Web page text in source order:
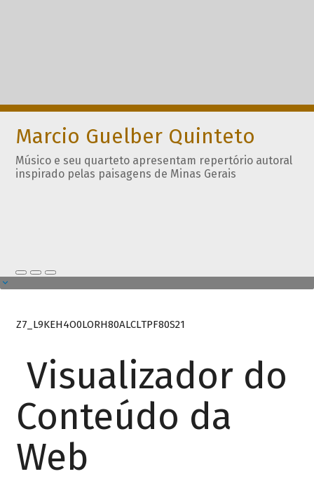
Marcio Guelber Quinteto
Músico e seu quarteto apresentam repertório autoral
inspirado pelas paisagens de Minas Gerais
Z7_L9KEH4O0LORH80ALCLTPF80S21
Visualizador do
Conteúdo da
Web